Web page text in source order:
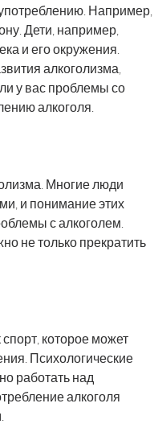
Например,
Дети, например,
и его окружения.
алкоголизма,
у вас проблемы со
алкоголя.
Многие люди
и понимание этих
с алкоголем.
не только прекратить
которое может
Психологические
работать над
алкоголя